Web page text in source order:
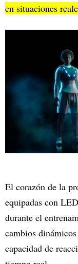
en situaciones
El corazón de la
equipadas con
durante el
cambios
capacidad de